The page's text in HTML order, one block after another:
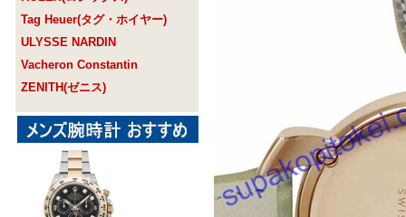
Tag Heuer(タグ・ホイヤー)
ULYSSE NARDIN
Vacheron Constantin
ZENITH(ゼニス)